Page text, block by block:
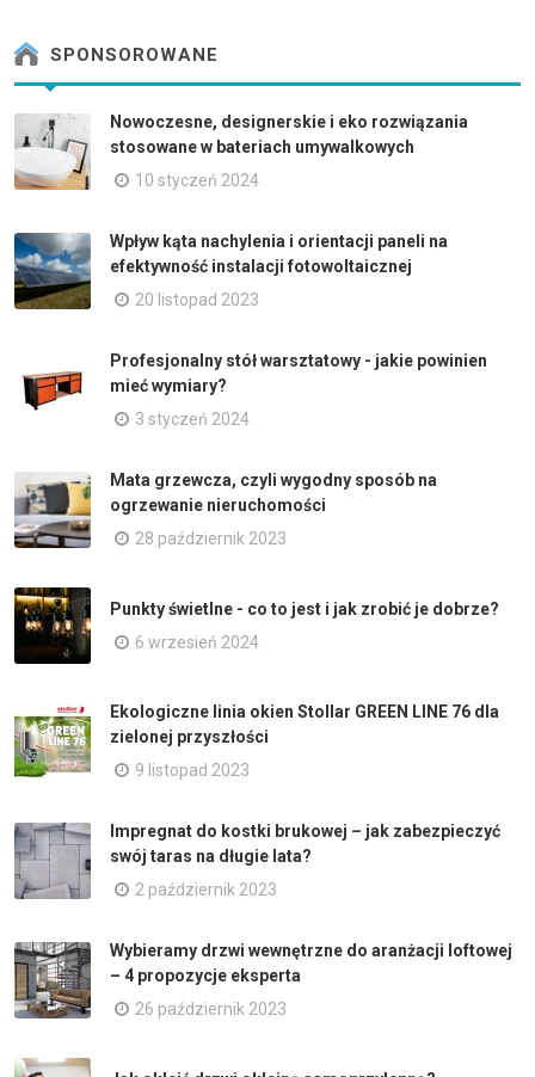
SPONSOROWANE
Nowoczesne, designerskie i eko rozwiązania
stosowane w bateriach umywalkowych
10 styczeń 2024
Wpływ kąta nachylenia i orientacji paneli na
efektywność instalacji fotowoltaicznej
20 listopad 2023
Profesjonalny stół warsztatowy - jakie powinien
mieć wymiary?
3 styczeń 2024
Mata grzewcza, czyli wygodny sposób na
ogrzewanie nieruchomości
28 październik 2023
Punkty świetlne - co to jest i jak zrobić je dobrze?
6 wrzesień 2024
Ekologiczne linia okien Stollar GREEN LINE 76 dla
zielonej przyszłości
9 listopad 2023
Impregnat do kostki brukowej – jak zabezpieczyć
swój taras na długie lata?
2 październik 2023
Wybieramy drzwi wewnętrzne do aranżacji loftowej
– 4 propozycje eksperta
26 październik 2023